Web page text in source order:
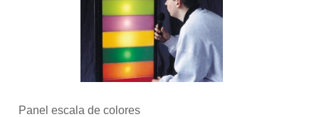
Panel escala de colores